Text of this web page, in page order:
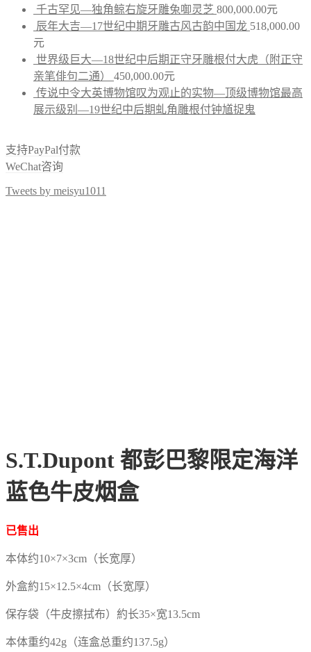
千古罕见—独角鲸右旋牙雕兔啣灵芝 800,000.00元
辰年大吉—17世纪中期牙雕古风古韵中国龙 518,000.00
元
世界级巨大—18世纪中后期正守牙雕根付大虎（附正守
亲笔俳句二通）
450,000.00元
传说中令大英博物馆叹为观止的实物—顶级博物馆最高
展示级别—19世纪中后期虬角雕根付钟馗捉鬼
支持PayPal付款
WeChat咨询
Tweets by meisyu1011
S.T.Dupont 都彭巴黎限定海洋
蓝色牛皮烟盒
已售出
本体约10×7×3cm（长宽厚）
外盒約15×12.5×4cm（长宽厚）
保存袋（牛皮擦拭布）約长35×宽13.5cm
本体重约42g（连盒总重约137.5g）